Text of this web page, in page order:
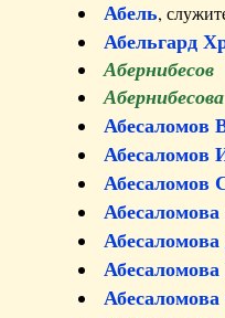
Абель,
Абельгард
Абесаломов
Абесаломов
Абесаломов